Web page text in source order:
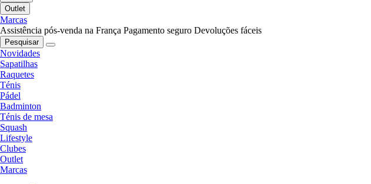
Outlet
Marcas
Assistência pós-venda na França Pagamento seguro Devoluções fáceis
Pesquisar
Novidades
Sapatilhas
Raquetes
Ténis
Pádel
Badminton
Ténis de mesa
Squash
Lifestyle
Clubes
Outlet
Marcas